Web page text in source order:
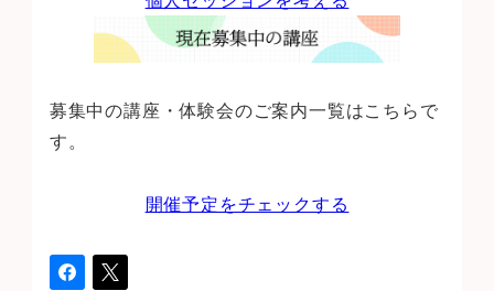
募集中の講座・体験会のご案内一覧はこちらで
す。
開催予定をチェックする